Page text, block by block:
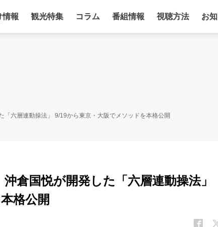
情報 観光特集 コラム 番組情報 視聴方法 お
六層連動操法」 9/19から東京・大阪でメソッドを本格公開
倉国悦が開発した「六層連動操法」
格公開